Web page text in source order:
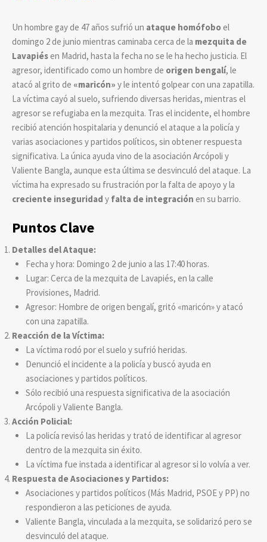
Un hombre gay de 47 años sufrió un ataque homófoboel
domingo 2 de junio mientras caminaba cerca de la mezquita de
Lavapiésen Madrid, hasta la fecha no se le ha hecho justicia. El
agresor, identificado como un hombre de origen bengalí, le
atacó al grito de «maricón» y le intentó golpear con una zapatilla.
La víctima cayó al suelo, sufriendo diversas heridas, mientras el
agresor se refugiaba en la mezquita. Tras el incidente, el hombre
recibió atención hospitalaria y denunció el ataque a la policía y
varias asociaciones y partidos políticos, sin obtener respuesta
significativa. La única ayuda vino de la asociación Arcópoli y
Valiente Bangla, aunque esta última se desvinculó del ataque. La
víctima ha expresado su frustración por la falta de apoyo y la
creciente inseguridad y falta de integración en su barrio.
Puntos Clave
Detalles del Ataque:
Fecha y hora: Domingo 2 de junio a las 17:40 horas.
Lugar: Cerca de la mezquita de Lavapiés, en la calle
Provisiones, Madrid.
Agresor: Hombre de origen bengalí, gritó «maricón» y atacó
con una zapatilla.
Reacción de la Víctima:
La víctima rodó por el suelo y sufrió heridas.
Denunció el incidente a la policía y buscó ayuda en
asociaciones y partidos políticos.
Sólo recibió una respuesta significativa de la asociación
Arcópoli y Valiente Bangla.
Acción Policial:
La policía revisó las heridas y trató de identificar al agresor
dentro de la mezquita sin éxito.
La víctima fue instada a identificar al agresor si lo volvía a ver.
Respuesta de Asociaciones y Partidos:
Asociaciones y partidos políticos (Más Madrid, PSOE y PP) no
respondieron a las peticiones de ayuda.
Valiente Bangla, vinculada a la mezquita, se solidarizó pero se
desvinculó del ataque.